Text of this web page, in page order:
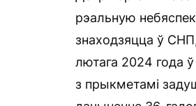
рэальную
знаходзяцца ў
лютага 2024 года
з прыкметамі